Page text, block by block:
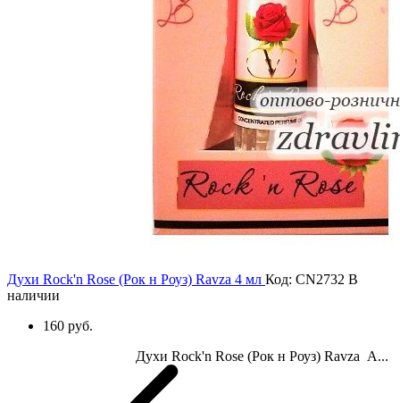
Духи Rock'n Rose (Рок н Роуз) Ravza 4 мл Код: CN2732 В
наличии
160 руб.
Духи Rock'n Rose (Рок н Роуз) Ravza А...